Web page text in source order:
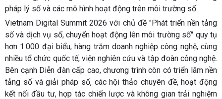
pháp lý số và các mô hình hoạt động trên môi trường số.
Vietnam Digital Summit 2026 với chủ đề "Phát triển nền tảng
số và dịch vụ số, chuyển hoạt động lên môi trường số" quy tụ
hơn 1.000 đại biểu, hàng trăm doanh nghiệp công nghệ, cùng
nhiều tổ chức quốc tế, viện nghiên cứu và tập đoàn công nghệ.
Bên cạnh Diễn đàn cấp cao, chương trình còn có triển lãm nền
tảng số và giải pháp số, các hội thảo chuyên đề, hoạt động
kết nối đầu tư, hợp tác chiến lược và không gian trải nghiệm